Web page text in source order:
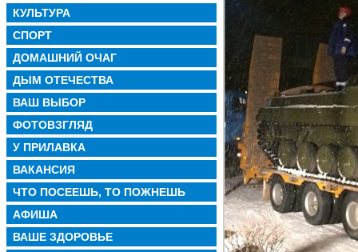
КУЛЬТУРА
СПОРТ
ДОМАШНИЙ ОЧАГ
ДЫМ ОТЕЧЕСТВА
ВАШ ВЫБОР
ФОТОВЗГЛЯД
У ПРИЛАВКА
ВАКАНСИЯ
ЧТО ПОСЕЕШЬ, ТО ПОЖНЕШЬ
АФИША
ВАШЕ ЗДОРОВЬЕ